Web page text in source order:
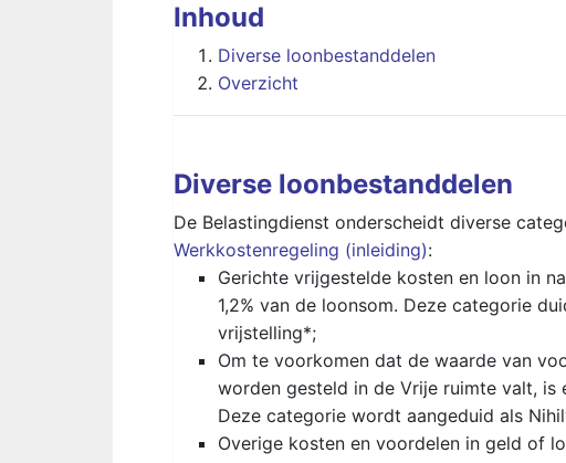
Inhoud
Diverse loonbestanddelen
Overzicht
Diverse loonbestanddelen
De Belastingdienst onderscheidt diverse
Werkkostenregeling (inleiding):
Gerichte vrijgestelde kosten en loon in
1,2% van de loonsom. Deze categorie
vrijstelling*;
Om te voorkomen dat de waarde van
worden gesteld in de Vrije ruimte valt, is
Deze categorie wordt aangeduid als
Overige kosten en voordelen in geld of